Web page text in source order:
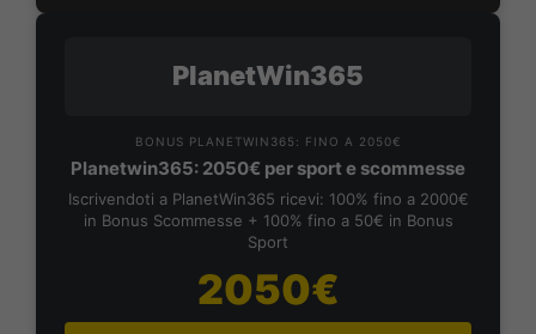
PlanetWin365
BONUS PLANETWIN365: FINO A 2050€
Planetwin365: 2050€ per sport e scommesse
Iscrivendoti a PlanetWin365 ricevi: 100% fino a 2000€
in Bonus Scommesse + 100% fino a 50€ in Bonus
Sport
2050€